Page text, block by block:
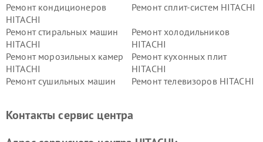
Ремонт кондиционеров
HITACHI
Ремонт сплит-систем HITACHI
Ремонт стиральных машин
HITACHI
Ремонт холодильников
HITACHI
Ремонт морозильных камер
HITACHI
Ремонт кухонных плит
HITACHI
Ремонт сушильных машин
Ремонт телевизоров HITACHI
данных HITACHI
HITACHI
Контакты сервис центра